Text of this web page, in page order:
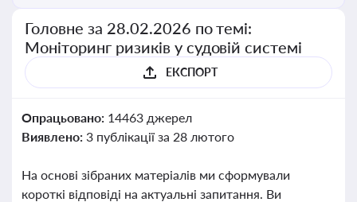
Головне за 28.02.2026 по темі:
Моніторинг ризиків у судовій системі
ЕКСПОРТ
Опрацьовано: 14463 джерел
Виявлено: 3 публікації за 28 лютого
На основі зібраних матеріалів ми сформували
короткі відповіді на актуальні запитання. Ви